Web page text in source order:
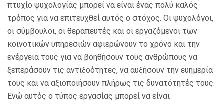
πτυχίο ψυχολογίας μπορεί να είναι ένας πολύ καλός
τρόπος για να επιτευχθεί αυτός ο στόχος. Οι ψυχολόγοι,
οι σύμβουλοι, οι θεραπευτές και οι εργαζόμενοι των
κοινοτικών υπηρεσιών αφιερώνουν το χρόνο και την
ενέργεια τους για να βοηθήσουν τους ανθρώπους να
ξεπεράσουν τις αντιξοότητες, να αυξήσουν την ευημερία
τους και να αξιοποιήσουν πλήρως τις δυνατότητές τους.
Ενώ αυτός ο τύπος εργασίας μπορεί να είναι